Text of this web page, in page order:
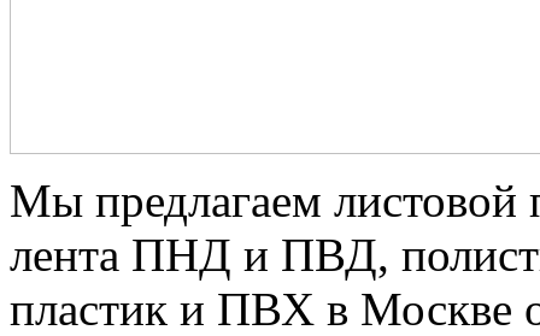
Мы предлагаем
лента ПНД и ПВД,
пластик и ПВХ в Москве